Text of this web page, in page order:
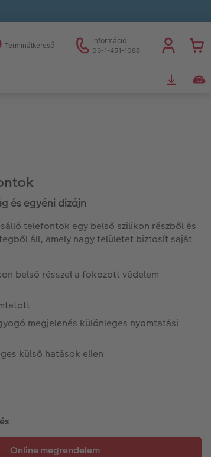
Terminálkereső
Információ
06-1-451-1088
és egyéni dizájn
telefontok egy belső szilikon részből és
áll, amely nagy felületet biztosít saját
belső résszel a fokozott védelem
megjelenés különleges nyomtatási
külső hatások ellen